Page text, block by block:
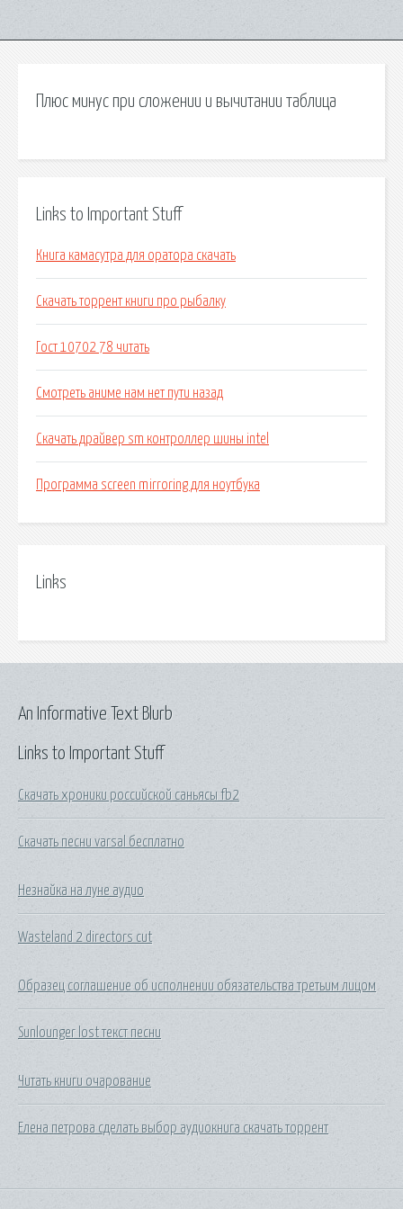
Плюс минус при сложении и вычитании таблица
Links to Important Stuff
Книга камасутра для оратора скачать
Скачать торрент книги про рыбалку
Гост 10702 78 читать
Смотреть аниме нам нет пути назад
Скачать драйвер sm контроллер шины intel
Программа screen mirroring для ноутбука
Links
Links to Important Stuff
Скачать хроники российской саньясы fb2
Скачать песни varsal бесплатно
Незнайка на луне аудио
Wasteland 2 directors cut
Образец соглашение об исполнении обязательства третьим лицом
Sunlounger lost текст песни
Читать книги очарование
Елена петрова сделать выбор аудиокнига скачать торрент
An Informative Text Blurb